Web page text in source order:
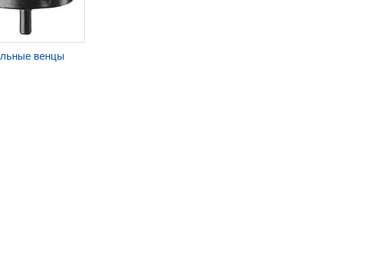
венцы